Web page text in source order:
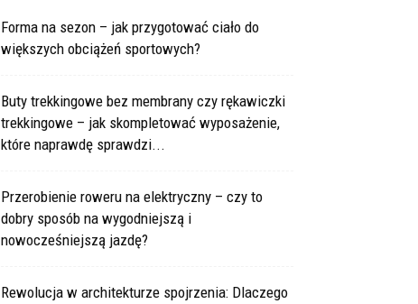
Forma na sezon – jak przygotować ciało do
większych obciążeń sportowych?
Buty trekkingowe bez membrany czy rękawiczki
trekkingowe – jak skompletować wyposażenie,
które naprawdę sprawdzi...
Przerobienie roweru na elektryczny – czy to
dobry sposób na wygodniejszą i
nowocześniejszą jazdę?
Rewolucja w architekturze spojrzenia: Dlaczego